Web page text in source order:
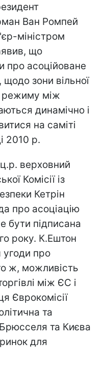
Ван Ромпей
міністром
що
про асоційоване
зони вільної
режиму між
динамічно і
на саміті
2010 р.
верховний
Комісії із
Кетрін
про асоціацію
бути підписана
року. К.Ештон
угоди про
ж, можливість
між ЄС і
Єврокомісії
та
Брюсселя та Києва
для